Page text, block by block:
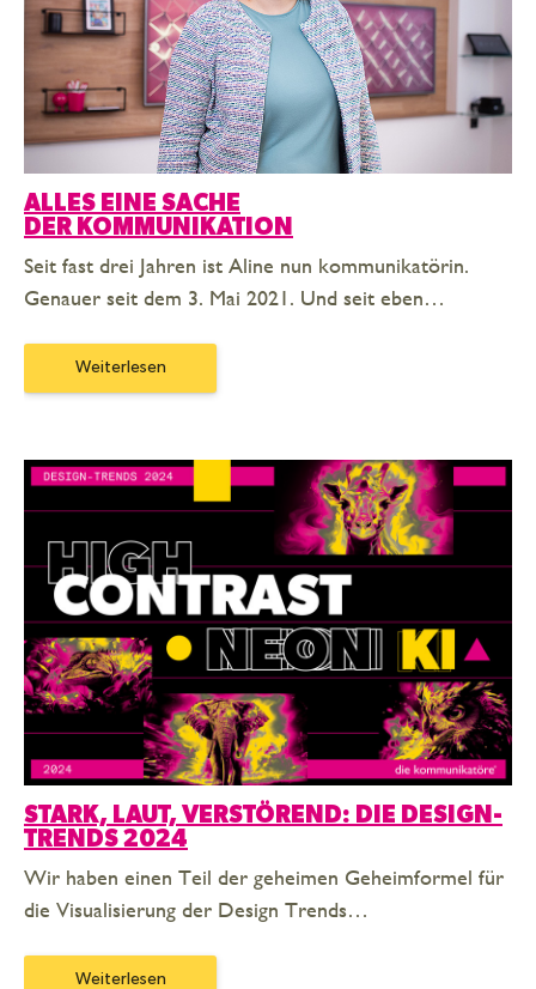
ALLES EINE SACHE
DER KOMMUNIKATION
Seit fast drei Jahren ist Aline nun kommunikatörin.
Genauer seit dem 3. Mai 2021. Und seit eben…
Weiterlesen
STARK, LAUT, VERSTÖREND: DIE DESIGN-
TRENDS 2024
Wir haben einen Teil der geheimen Geheimformel für
die Visualisierung der Design Trends…
Weiterlesen